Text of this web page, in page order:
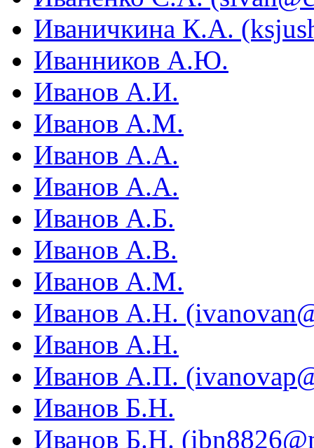
Иваничкина К.А.
Иванников А.Ю.
Иванов А.И.
Иванов А.М.
Иванов А.А.
Иванов А.А.
Иванов А.Б.
Иванов А.В.
Иванов А.М.
Иванов А.Н.
Иванов А.Н.
Иванов А.П.
Иванов Б.Н.
Иванов Б.Н.